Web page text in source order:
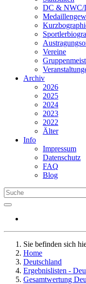
DC & NWC/
Vereine
Archiv
2026
2025
2024
2023
2022
Älter
Info
Impressum
Datenschutz
FAQ
Blog
Sie befinden sich
Home
Deutschland
Ergebnislisten -
Gesamtwertung